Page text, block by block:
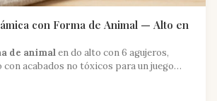
con Forma de Animal — Alto en
de animalen do alto con 6 agujeros,
con acabados no tóxicos para un juego